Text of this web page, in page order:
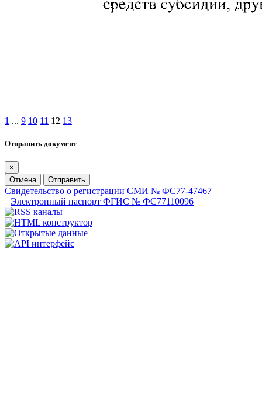
1 ... 9 10 11 12 13
Отправить документ
×
Отмена
Отправить
Свидетельство о регистрации СМИ № ФС77-47467
Электронный паспорт ФГИС № ФС77110096